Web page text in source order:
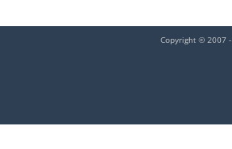
Copyright © 2007